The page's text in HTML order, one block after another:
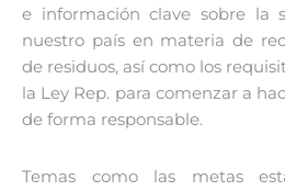
e información clave sobre la
nuestro país en materia de
de residuos, así como los
la Ley Rep. para comenzar a
de forma responsable.
Temas como las metas